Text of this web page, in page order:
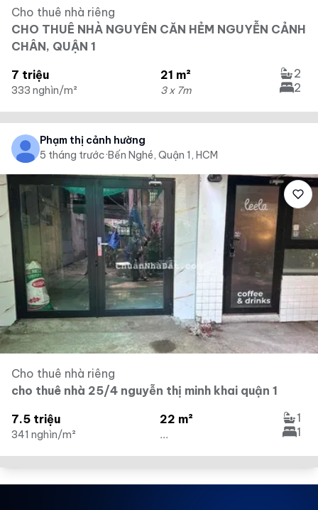
Cho thuê nhà riêng
CHO THUÊ NHÀ NGUYÊN CĂN HẺM NGUYỄN CẢNH
CHÂN, QUẬN 1
7 triệu
333 nghìn/m²
21 m²
3 x 7m
2
2
Phạm thị cảnh hường
5 tháng trước·Bến Nghé, Quận 1, HCM
Cho thuê nhà riêng
cho thuê nhà 25/4 nguyễn thị minh khai quận 1
7.5 triệu
341 nghìn/m²
22 m²
...
1
1